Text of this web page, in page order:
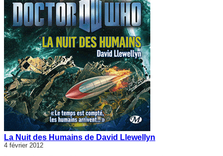
La Nuit des Humains de David Llewellyn
4 février 2012